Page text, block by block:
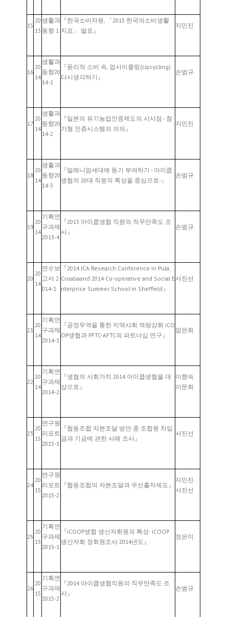
15
20
13
생활과
동향 1
『한국소비자원, 「2013 한국의소비생활
지표」 발표』
지민진
16
20
14
생활과
동향20
14-1
『윤리적 소비 속, 업사이클링(Upcycling)
다시생각하기』
손범규
17
20
14
생활과
동향20
14-2
『일본의 유기농업인증제도의 시사점 - 참
가형 인증시스템의 의의』
지민진
18
20
14
생활과
동향20
14-3
『밀레니엄세대에 동기 부여하기 - 아이쿱
생협의 20대 직원의 특성을 중심으로-』
손범규
19
20
14
기획연
구과제
2013-4
『2013 아이쿱생협 직원의 직무만족도 조
사』
손범규
20
20
14
연수보
고서 2
014-1
『2014 ICA Research Conference in Pula,
Croatiaand 2014 Co-operative and Social E
nterprise Summer School in Sheffield』
서진선
21
20
14
기획연
구과제
2014-1
『공정무역을 통한 지역사회 역량강화 iCO
OP생협과 PFTC-AFTC의 파트너십 연구』
엄은희
22
20
14
기획연
구과제
2014-2
『생협의 사회가치 2014 아이쿱생협을 대
상으로』
이향숙·
이문희
23
20
15
연구원
리포트
2015-1
『협동조합 자본조달 방안 중 조합원 차입
금과 기금에 관한 사례 조사』
서진선
24
20
15
연구원
리포트
2015-2
『협동조합의 자본조달과 우선출자제도』
지민진·
서진선
25
20
15
기획연
구과제
2015-1
『iCOOP생협 생산자회원의 특성- iCOOP
생산자회 정회원조사 2014년도』
정은미
26
20
15
기획연
구과제
2015-2
『2014 아이쿱생협직원의 직무만족도 조
사』
손범규